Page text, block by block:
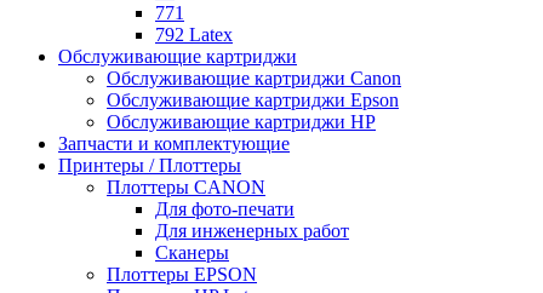
771
792 Latex
Обслуживающие картриджи
Обслуживающие картриджи Canon
Обслуживающие картриджи Epson
Обслуживающие картриджи HP
Запчасти и комплектующие
Принтеры / Плоттеры
Плоттеры CANON
Для фото-печати
Для инженерных работ
Сканеры
Плоттеры EPSON